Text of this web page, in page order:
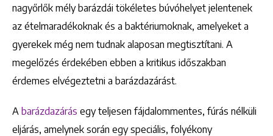
nagyőrlők mély barázdái tökéletes búvóhelyet jelentenek
az ételmaradékoknak és a baktériumoknak, amelyeket a
gyerekek még nem tudnak alaposan megtisztítani. A
megelőzés érdekében ebben a kritikus időszakban
érdemes elvégeztetni a barázdazárást.
A barázdazárás egy teljesen fájdalommentes, fúrás nélküli
eljárás, amelynek során egy speciális, folyékony